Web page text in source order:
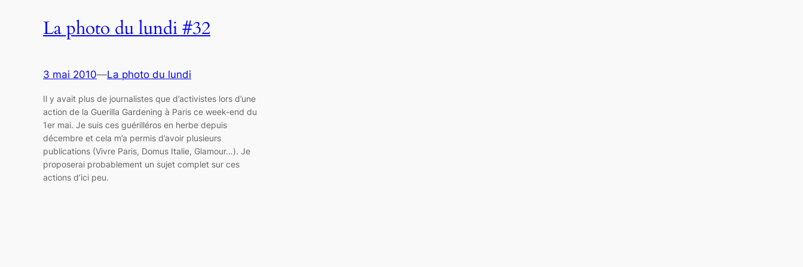
La photo du lundi #32
3 mai 2010—La photo du lundi
Il y avait plus de journalistes que d’activistes lors d’une
action de la Guerilla Gardening à Paris ce week-end du
1er mai. Je suis ces guérilléros en herbe depuis
décembre et cela m’a permis d’avoir plusieurs
publications (Vivre Paris, Domus Italie, Glamour…). Je
proposerai probablement un sujet complet sur ces
actions d’ici peu.